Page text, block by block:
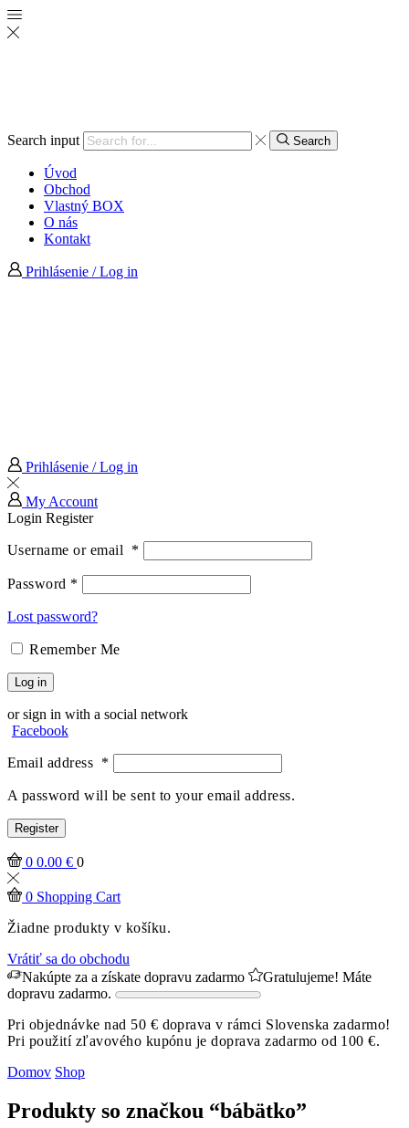
Search input Search
Úvod
Obchod
Vlastný BOX
O nás
Kontakt
Prihlásenie / Log in
Prihlásenie / Log in
My Account
Login Register
Username or email *
Password *
Lost password?
Remember Me
Log in
or sign in with a social network
Facebook
Email address *
A password will be sent to your email address.
Register
0 0.00 € 0
0 Shopping Cart
Žiadne produkty v košíku.
Vrátiť sa do obchodu
Nakúpte za a získate dopravu zadarmo
Gratulujeme! Máte
dopravu zadarmo.
Pri objednávke nad 50 € doprava v rámci Slovenska zadarmo!
Pri použití zľavového kupónu je doprava zadarmo od 100 €.
Domov Shop
Produkty so značkou “bábätko”